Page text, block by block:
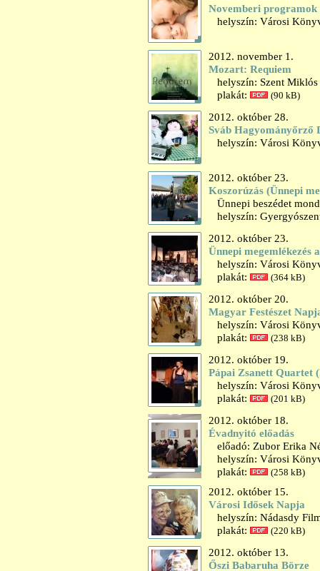
Novemberi
helyszín: Városi
2012. november 1.
Mozart: Requiem
helyszín: Szent
plakát:
(90 kB)
2012. október 28.
Sváb Hagyományőrző
helyszín: Városi
2012. október 23.
Koszorúzás (Ünnepi
Ünnepi beszédet
helyszín:
2012. október 23.
Ünnepi megemlékezés
helyszín: Városi
plakát:
(364 kB)
2012. október 20.
Magyar Festészet
helyszín: Városi
plakát:
(238 kB)
2012. október 19.
Pápai Zsanett Quartet
helyszín: Városi
plakát:
(201 kB)
2012. október 18.
Évadnyitó előadás
előadó: Zubor Erika
helyszín: Városi
plakát:
(258 kB)
2012. október 15.
Városi Idősek Napja
helyszín: Nádasdy
plakát:
(220 kB)
2012. október 13.
Őszi Babaruha Börze